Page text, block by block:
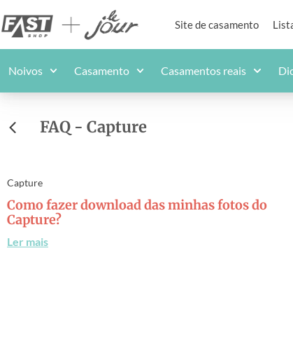
Site de casamento
Noivos Casamento Casamentos reais
FAQ - Capture
Capture
Como fazer download das minhas fotos do
Capture?
Ler mais